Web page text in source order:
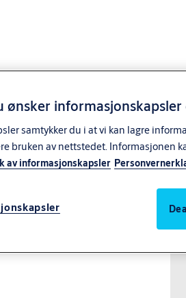
ønsker
samtykker du i at vi kan lagre
bruken av nettstedet. Informasjonen
av informasjonskapsler